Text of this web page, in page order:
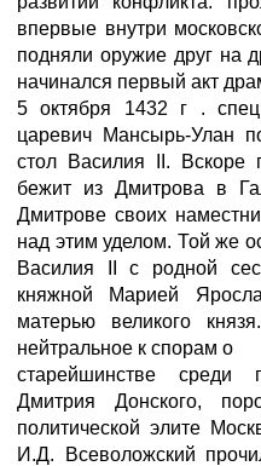
впервые внутри
подняли оружие друг на
начинался первый акт
5 октября 1432 г .
царевич Мансырь-Улан
стол Василия II. Вскоре
бежит из Дмитрова в
Дмитрове своих
над этим уделом. Той же
Василия II с родной
княжной Марией
матерью великого
нейтральное к спорам о
старейшинстве среди
Дмитрия Донского,
политической элите
И.Д. Всеволожский